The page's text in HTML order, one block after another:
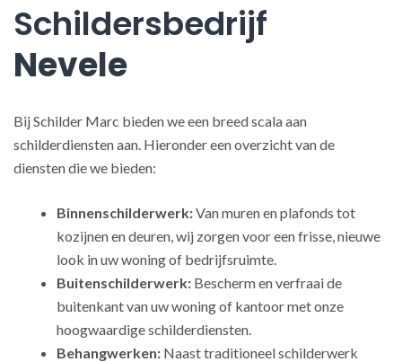
Schildersbedrijf
Nevele
Bij Schilder Marc bieden we een breed scala aan
schilderdiensten aan. Hieronder een overzicht van de
diensten die we bieden:
Binnenschilderwerk:Van muren en plafonds tot
kozijnen en deuren, wij zorgen voor een frisse, nieuwe
look in uw woning of bedrijfsruimte.
Buitenschilderwerk: Bescherm en verfraai de
buitenkant van uw woning of kantoor met onze
hoogwaardige schilderdiensten.
Behangwerken: Naast traditioneel schilderwerk